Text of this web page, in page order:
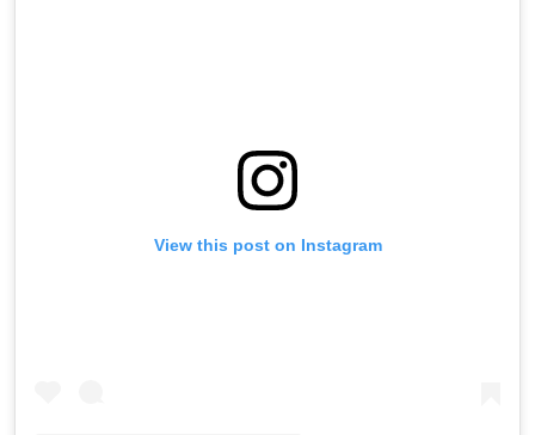
View this post on Instagram